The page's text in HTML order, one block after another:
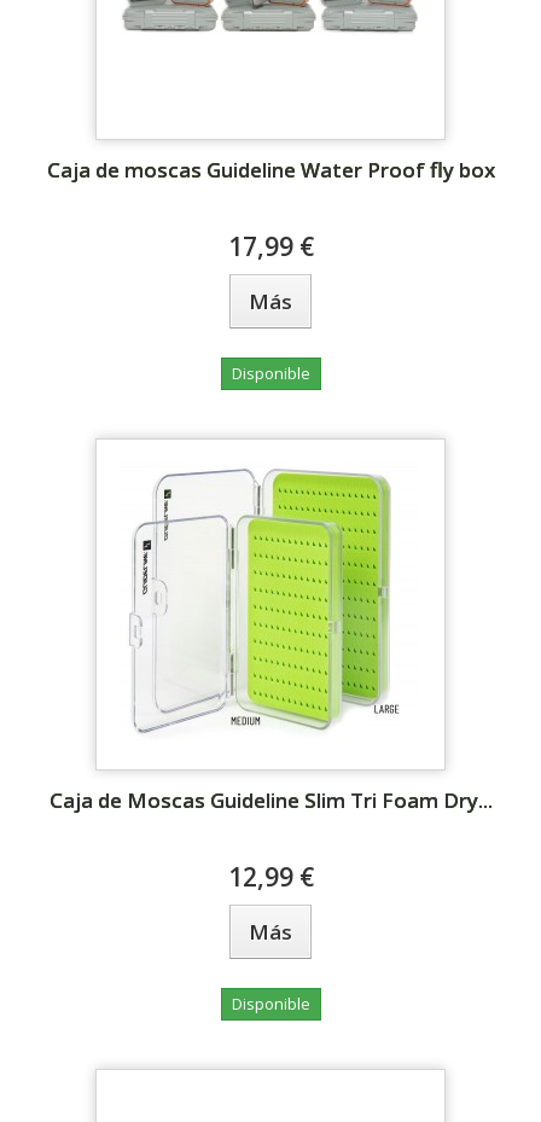
Caja de moscas Guideline Water Proof fly box
17,99 €
Más
Disponible
Caja de Moscas Guideline Slim Tri Foam Dry...
12,99 €
Más
Disponible